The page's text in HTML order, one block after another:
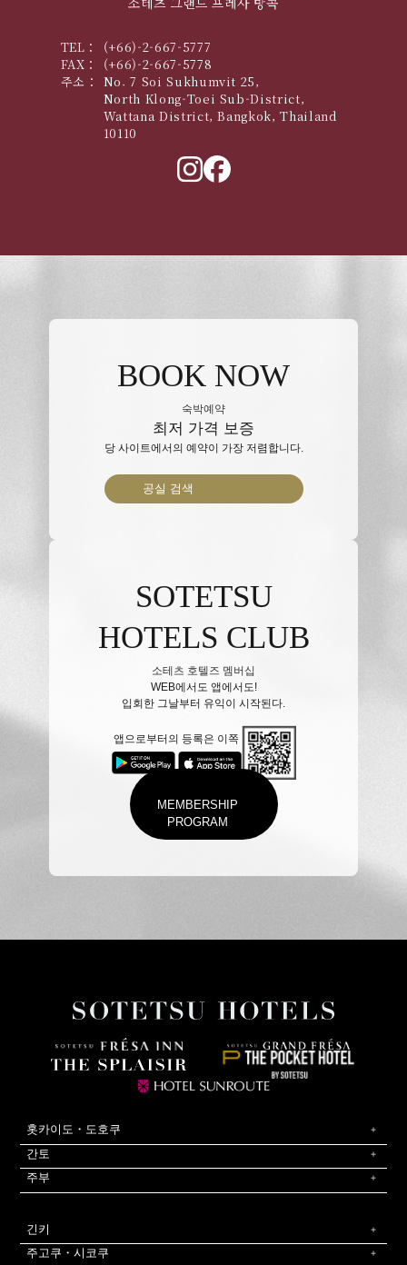
TEL：
(+66)-2-667-5777
FAX：
(+66)-2-667-5778
주소：
No. 7 Soi Sukhumvit 25,
North Klong-Toei Sub-District,
Wattana District, Bangkok, Thailand
10110
BOOK NOW
숙박예약
최저 가격 보증
당 사이트에서의 예약이 가장 저렴합니다.
공실 검색
SOTETSU
HOTELS CLUB
소테츠 호텔즈 멤버십
WEB에서도 앱에서도!
입회한 그날부터 유익이 시작된다.
MEMBERSHIP
PROGRAM
앱으로부터의 등록은 이쪽
홋카이도・도호쿠
간토
주부
긴키
주고쿠・시코쿠